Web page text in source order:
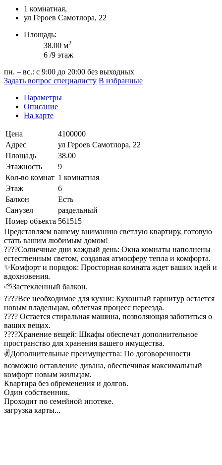
1 комнатная,
ул Героев Самотлора, 22
Площадь:
38.00 м2
6 /9 этаж
пн. – вс.: с 9:00 до 20:00 без выходных
Задать вопрос специалисту В избранные
Параметры
Описание
На карте
Цена
4100000
Адрес
ул Героев Самотлора, 22
Площадь
38.00
Этажность
9
Кол-во комнат 1 комнатная
Этаж
6
Балкон
Есть
Санузел
раздельный
Номер объекта 561515
Представляем вашему вниманию светлую квартиру, готовую
стать вашим любимым домом!
????Солнечные дни каждый день: Окна комнаты наполнены
естественным светом, создавая атмосферу тепла и комфорта.
✨Комфорт и порядок: Просторная комната ждет ваших идей и
вдохновения.
⛅Застекленный балкон.
????Все необходимое для кухни: Кухонный гарнитур остается
новым владельцам, облегчая процесс переезда.
???? Остается стиральная машина, позволяющая заботиться о
ваших вещах.
????Хранение вещей: Шкафы обеспечат дополнительное
пространство для хранения вашего имущества.
✌Дополнительные преимущества: По договоренности
возможно оставление дивана, обеспечивая максимальный
комфорт новым жильцам.
Квартира без обременения и долгов.
Один собственник.
Проходит по семейной ипотеке.
загрузка карты...